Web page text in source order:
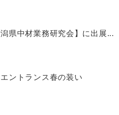
県中材業務研究会】に出展...
ントランス春の装い